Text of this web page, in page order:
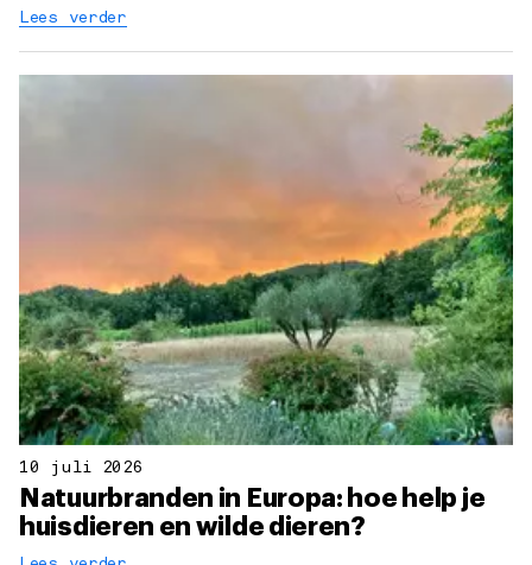
Lees verder
10 juli 2026
Natuurbranden in Europa: hoe help je
huisdieren en wilde dieren?